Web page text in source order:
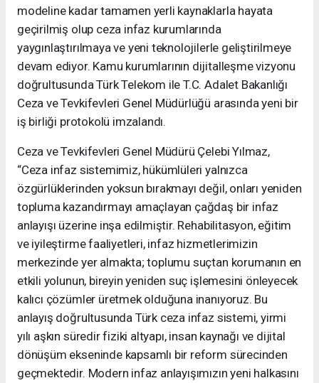
modeline kadar tamamen yerli kaynaklarla hayata
geçirilmiş olup ceza infaz kurumlarında
yaygınlaştırılmaya ve yeni teknolojilerle geliştirilmeye
devam ediyor. Kamu kurumlarının dijitalleşme vizyonu
doğrultusunda Türk Telekom ile T.C. Adalet Bakanlığı
Ceza ve Tevkifevleri Genel Müdürlüğü arasında yeni bir
iş birliği protokolü imzalandı.
Ceza ve Tevkifevleri Genel Müdürü Çelebi Yılmaz,
“Ceza infaz sistemimiz, hükümlüleri yalnızca
özgürlüklerinden yoksun bırakmayı değil, onları yeniden
topluma kazandırmayı amaçlayan çağdaş bir infaz
anlayışı üzerine inşa edilmiştir. Rehabilitasyon, eğitim
ve iyileştirme faaliyetleri, infaz hizmetlerimizin
merkezinde yer almakta; toplumu suçtan korumanın en
etkili yolunun, bireyin yeniden suç işlemesini önleyecek
kalıcı çözümler üretmek olduğuna inanıyoruz. Bu
anlayış doğrultusunda Türk ceza infaz sistemi, yirmi
yılı aşkın süredir fiziki altyapı, insan kaynağı ve dijital
dönüşüm ekseninde kapsamlı bir reform sürecinden
geçmektedir. Modern infaz anlayışımızın yeni halkasını